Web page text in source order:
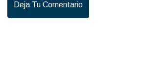
Deja Tu Comentario